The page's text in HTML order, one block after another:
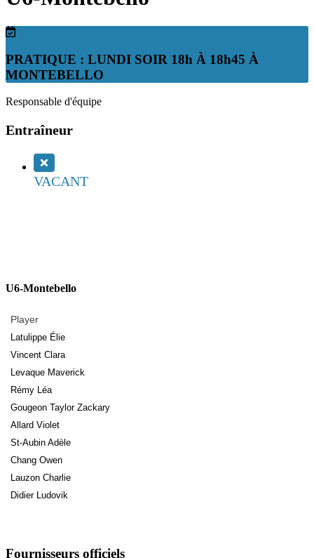
PRATIQUE : LUNDI SOIR 18h À 18h45 À
MONTEBELLO
Responsable d'équipe
Entraîneur
VACANT
U6-Montebello
Player
Latulippe Élie
Vincent Clara
Levaque Maverick
Rémy Léa
Gougeon Taylor Zackary
Allard Violet
St-Aubin Adèle
Chang Owen
Lauzon Charlie
Didier Ludovik
Fournisseurs officiels